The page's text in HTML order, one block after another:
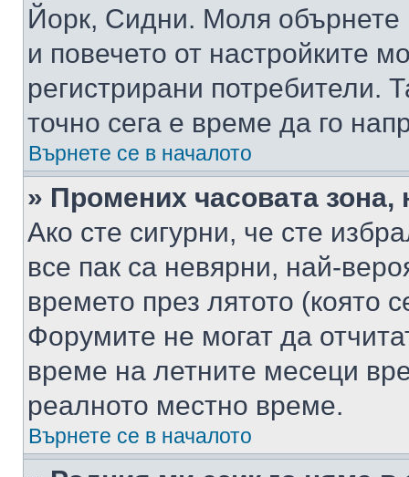
Йорк, Сидни. Моля обърнете
и повечето от настройките
регистрирани потребители.
точно сега е време да го
Върнете се в началото
» Промених часовата
Ако сте сигурни, че сте
все пак са невярни, най-
времето през лятото (която
Форумите не могат да
време на летните месеци
реалното местно време.
Върнете се в началото